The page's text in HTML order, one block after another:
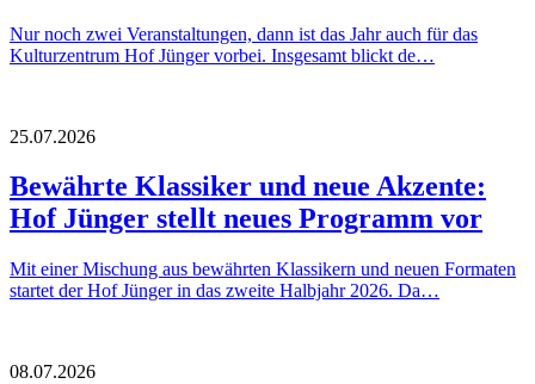
Nur noch zwei Veranstaltungen, dann ist das Jahr auch für das
Kulturzentrum Hof Jünger vorbei. Insgesamt blickt de…
25.07.2026
Bewährte Klassiker und neue Akzente:
Hof Jünger stellt neues Programm vor
Mit einer Mischung aus bewährten Klassikern und neuen Formaten
startet der Hof Jünger in das zweite Halbjahr 2026. Da…
08.07.2026